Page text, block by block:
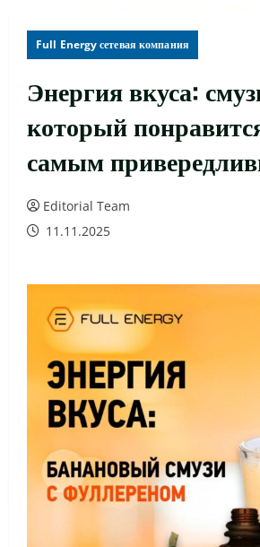
Full Energy сетевая компания
Энергия вкуса:
который
самым
Editorial Team
11.11.2025